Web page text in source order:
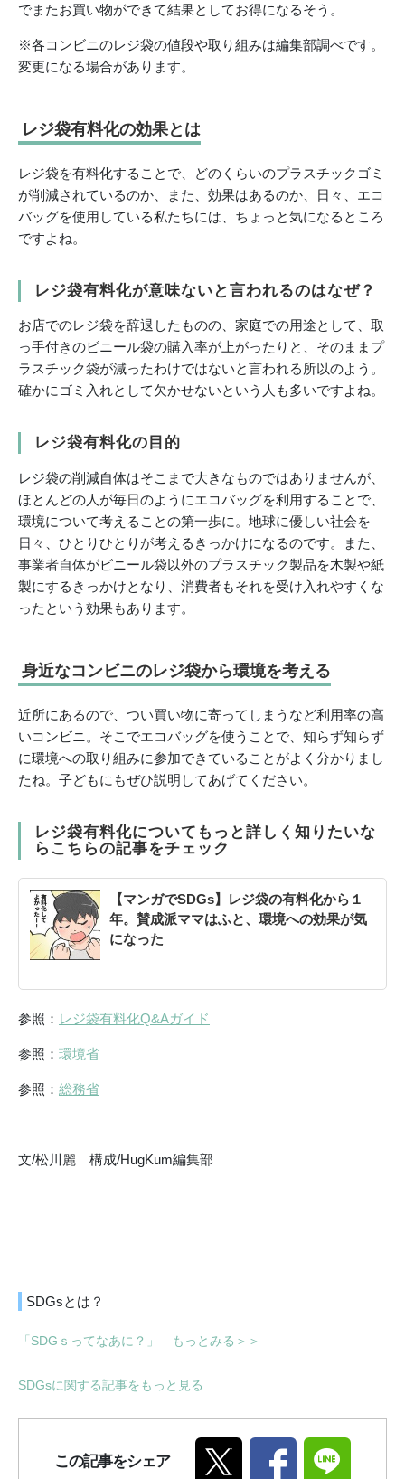
でまたお買い物ができて結果としてお得になるそう。
※各コンビニのレジ袋の値段や取り組みは編集部調べです。
変更になる場合があります。
レジ袋有料化の効果とは
レジ袋を有料化することで、どのくらいのプラスチックゴミ
が削減されているのか、また、効果はあるのか、日々、エコ
バッグを使用している私たちには、ちょっと気になるところ
ですよね。
レジ袋有料化が意味ないと言われるのはなぜ？
お店でのレジ袋を辞退したものの、家庭での用途として、取
っ手付きのビニール袋の購入率が上がったりと、そのままプ
ラスチック袋が減ったわけではないと言われる所以のよう。
確かにゴミ入れとして欠かせないという人も多いですよね。
レジ袋有料化の目的
レジ袋の削減自体はそこまで大きなものではありませんが、
ほとんどの人が毎日のようにエコバッグを利用することで、
環境について考えることの第一歩に。地球に優しい社会を
日々、ひとりひとりが考えるきっかけになるのです。また、
事業者自体がビニール袋以外のプラスチック製品を木製や紙
製にするきっかけとなり、消費者もそれを受け入れやすくな
ったという効果もあります。
身近なコンビニのレジ袋から環境を考える
近所にあるので、つい買い物に寄ってしまうなど利用率の高
いコンビニ。そこでエコバッグを使うことで、知らず知らず
に環境への取り組みに参加できていることがよく分かりまし
たね。子どもにもぜひ説明してあげてください。
レジ袋有料化についてもっと詳しく知りたいな
らこちらの記事をチェック
【マンガでSDGs】レジ袋の有料化から１
年。賛成派ママはふと、環境への効果が気
になった
参照： レジ袋有料化Q&Aガイド
参照： 環境省
参照： 総務省
文/松川麗 構成/HugKum編集部
SDGsとは？
「SDGｓってなあに？」 もっとみる＞＞
SDGsに関する記事をもっと見る
この記事をシェア